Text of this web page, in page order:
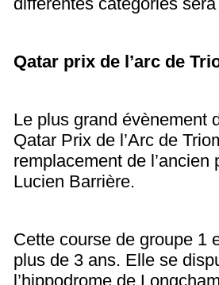
Qatar prix de l’arc de
Le plus grand évènement
Qatar Prix de l’Arc de
remplacement de l’ancien
Lucien Barrière.
Cette course de groupe 1
plus de 3 ans. Elle se
l’hippodrome de